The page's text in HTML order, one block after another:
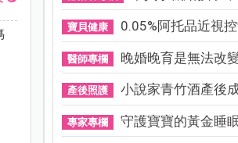
寶貝健康 0.05%阿托品近視控制
醫師專欄 晚婚晚育是無法改
產後照護 小說家青竹酒產後
專家專欄 守護寶寶的黃金睡